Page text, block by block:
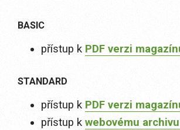
BASIC
přístup k PDF verzi
STANDARD
přístup k PDF verzi
přístup k webovému